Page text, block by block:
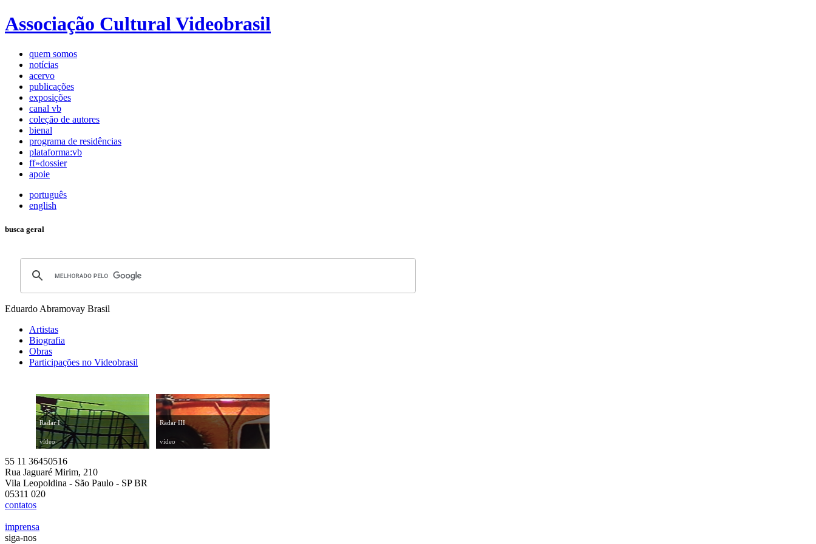
Associação Cultural Videobrasil
quem somos
notícias
acervo
publicações
exposições
canal vb
coleção de autores
bienal
programa de residências
plataforma:vb
ff»dossier
apoie
português
english
busca geral
Eduardo Abramovay Brasil
Artistas
Biografia
Obras
Participações no Videobrasil
Radar I
vídeo
Radar III
vídeo
55 11 36450516
Rua Jaguaré Mirim, 210
Vila Leopoldina - São Paulo - SP BR
05311 020
contatos
imprensa
siga-nos